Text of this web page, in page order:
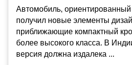
Автомобиль,
получил новые элементы
приближающие компактный
более высокого класса. В
версия должна издалека ...